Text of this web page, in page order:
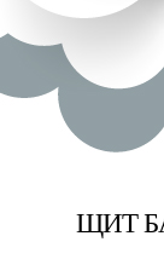
ЩИТ